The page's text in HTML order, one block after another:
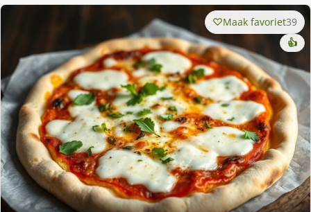
Maak favoriet39
👍